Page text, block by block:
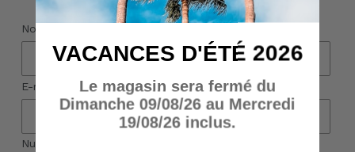
Nom
E-mail
Numéro de téléphone
VACANCES D'ÉTÉ 2026
Le magasin sera fermé du
Dimanche 09/08/26 au Mercredi
19/08/26 inclus.